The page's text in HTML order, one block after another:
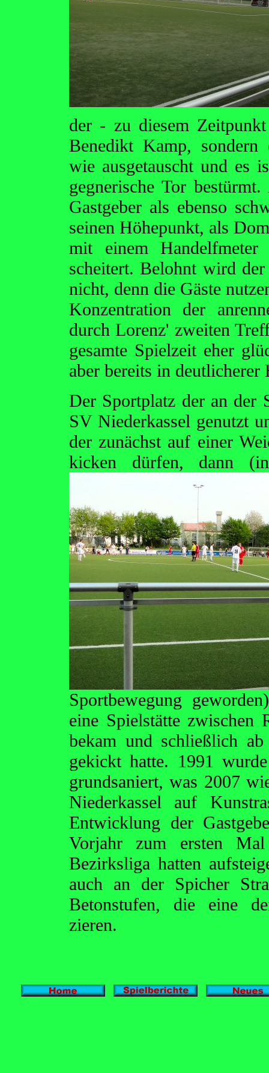
der - zu diesem
Benedikt Kamp, sondern
wie ausgetauscht und es
gegnerische Tor
Gastgeber als ebenso
seinen Höhepunkt, als
mit einem
scheitert. Belohnt wird
nicht, denn die Gäste
Konzentration der
durch Lorenz' zweiten
gesamte Spielzeit eher
aber bereits in deutlicherer
Der Sportplatz der an der
SV Niederkassel genutzt
der zunächst auf einer
kicken dürfen, dann
Sportbewegung
eine Spielstätte zwischen
bekam und schließlich
gekickt hatte. 1991
grundsaniert, was 2007
Niederkassel auf
Entwicklung der
Vorjahr zum ersten
Bezirksliga hatten
auch an der Spicher
Betonstufen, die eine
zieren.